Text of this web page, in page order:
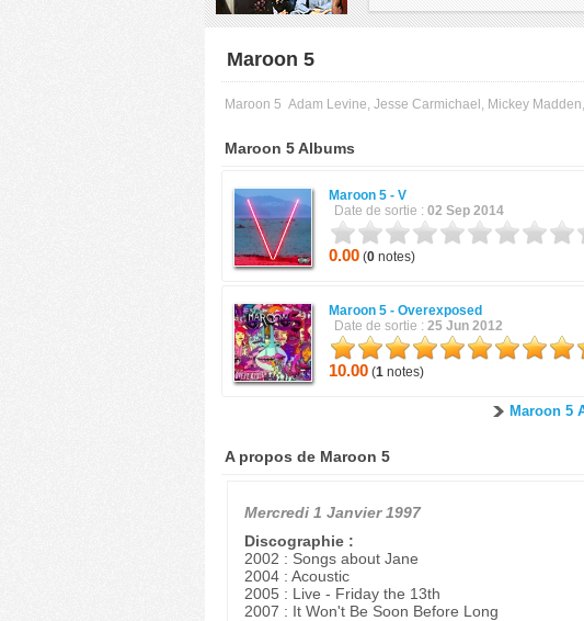
Maroon 5
Maroon 5 Adam Levine, Jesse Carmichael, Mickey
Maroon 5 Albums
Maroon 5 - V
Date de sortie : 02 Sep 2014
0.00 (0 notes)
Maroon 5 - Overexposed
Date de sortie : 25 Jun 2012
10.00 (1 notes)
Maroon 5
A propos de Maroon 5
Mercredi 1 Janvier 1997
Discographie :
2002 : Songs about Jane
2004 : Acoustic
2005 : Live - Friday the 13th
2007 : It Won't Be Soon Before Long